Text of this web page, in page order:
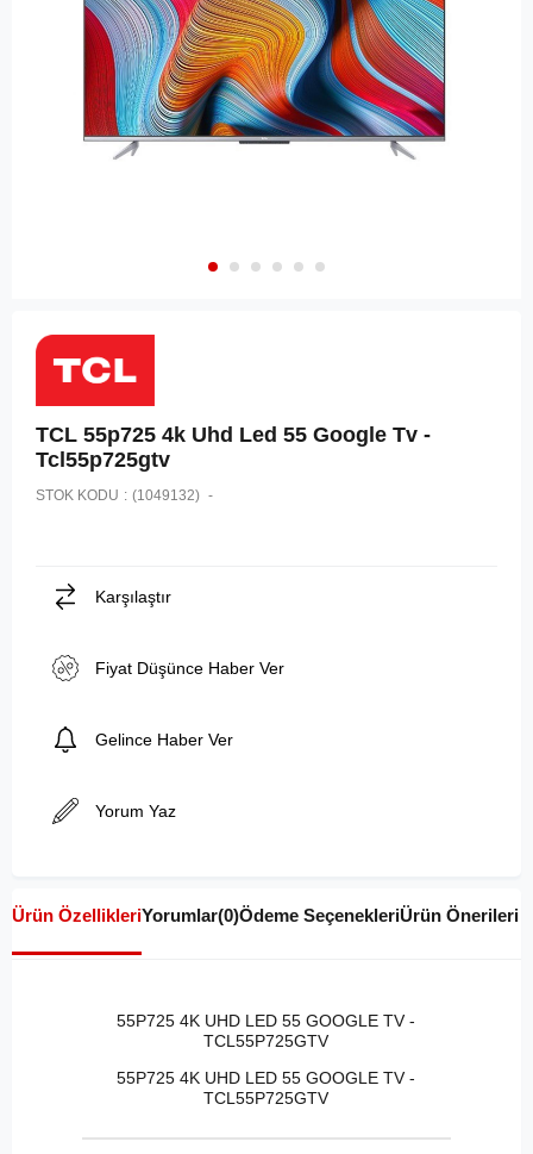
TCL 55p725 4k Uhd Led 55 Google Tv -
Tcl55p725gtv
STOK KODU (1049132)
Karşılaştır
Fiyat Düşünce Haber Ver
Gelince Haber Ver
Yorum Yaz
Ürün ÖzellikleriYorumlar(0)Ödeme SeçenekleriÜrün Önerileri
55P725 4K UHD LED 55 GOOGLE TV -
TCL55P725GTV
55P725 4K UHD LED 55 GOOGLE TV -
TCL55P725GTV